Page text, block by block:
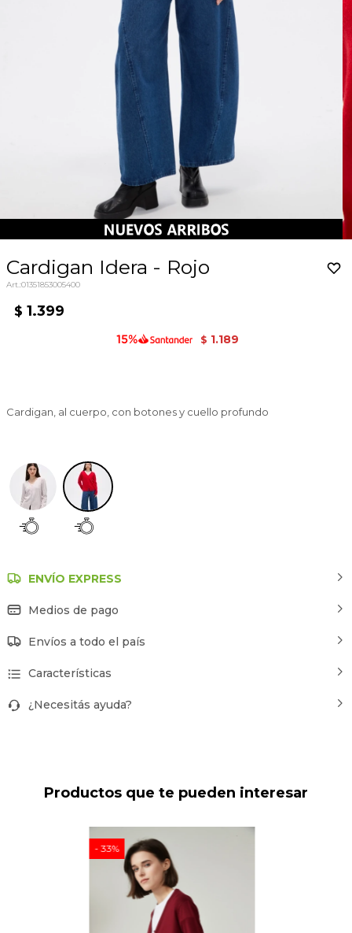
Cardigan Idera - Rojo
01351853005400
$ 1.399
$ 1.189
Cardigan, al cuerpo, con botones y cuello profundo
ENVÍO EXPRESS
Medios de pago
Envíos a todo el país
Características
¿Necesitás ayuda?
Productos que te pueden interesar
33